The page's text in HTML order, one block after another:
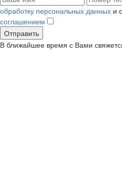
обработку персональных данных и с
соглашением
В ближайшее время с Вами